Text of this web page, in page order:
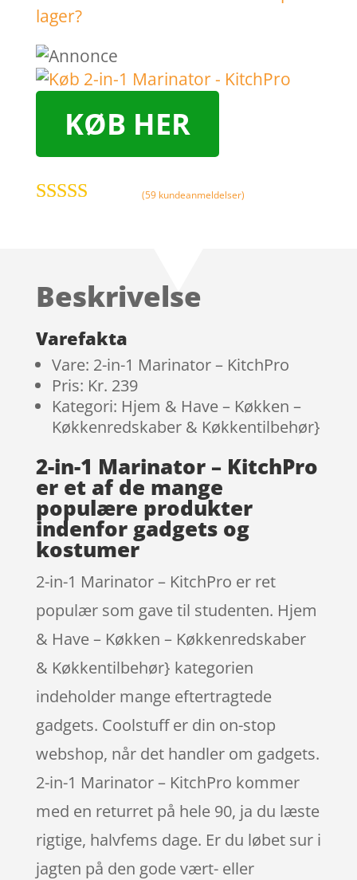
KØB HER
mmelser
(59 kundeanmeldelser)
Beskrivelse
Varefakta
Vare: 2-in-1 Marinator – KitchPro
Pris: Kr. 239
Kategori: Hjem & Have – Køkken –
Køkkenredskaber & Køkkentilbehør}
2-in-1 Marinator – KitchPro
er et af de mange
populære produkter
indenfor gadgets og
kostumer
2-in-1 Marinator – KitchPro er ret
populær som gave til studenten. Hjem
& Have – Køkken – Køkkenredskaber
& Køkkentilbehør} kategorien
indeholder mange eftertragtede
gadgets. Coolstuff er din on-stop
webshop, når det handler om gadgets.
2-in-1 Marinator – KitchPro kommer
med en returret på hele 90, ja du læste
rigtige, halvfems dage. Er du løbet sur i
jagten på den gode vært- eller